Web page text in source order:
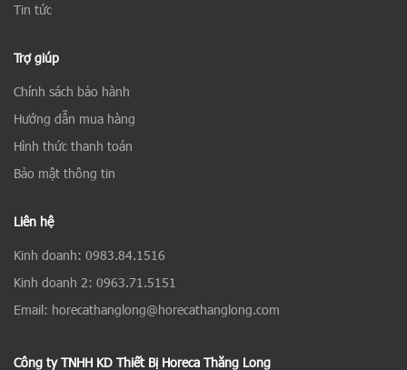
Tin tức
Trợ giúp
Chính sách bảo hành
Hướng dẫn mua hàng
Hình thức thanh toán
Bảo mật thông tin
Liên hệ
Kinh doanh: 0983.84.1516
Kinh doanh 2: 0963.71.5151
Email: horecathanglong@horecathanglong.com
Công ty TNHH KD Thiết Bị Horeca Thăng Long